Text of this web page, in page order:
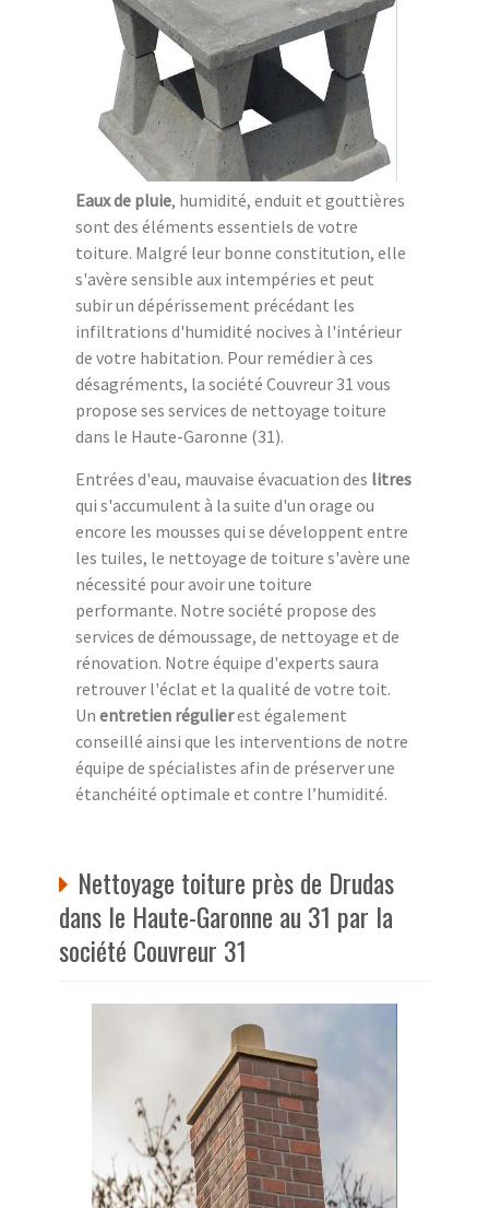
Eaux de pluie, humidité, enduit et gouttières
sont des éléments essentiels de votre
toiture. Malgré leur bonne constitution, elle
s'avère sensible aux intempéries et peut
subir un dépérissement précédant les
infiltrations d'humidité nocives à l'intérieur
de votre habitation. Pour remédier à ces
désagréments, la société Couvreur 31 vous
propose ses services de nettoyage toiture
dans le Haute-Garonne (31).
Entrées d'eau, mauvaise évacuation des litres
qui s'accumulent à la suite d'un orage ou
encore les mousses qui se développent entre
les tuiles, le nettoyage de toiture s'avère une
nécessité pour avoir une toiture
performante. Notre société propose des
services de démoussage, de nettoyage et de
rénovation. Notre équipe d'experts saura
retrouver l'éclat et la qualité de votre toit.
Un entretien régulierest également
conseillé ainsi que les interventions de notre
équipe de spécialistes afin de préserver une
étanchéité optimale et contre l’humidité.
Nettoyage toiture près de Drudas
dans le Haute-Garonne au 31 par la
société Couvreur 31